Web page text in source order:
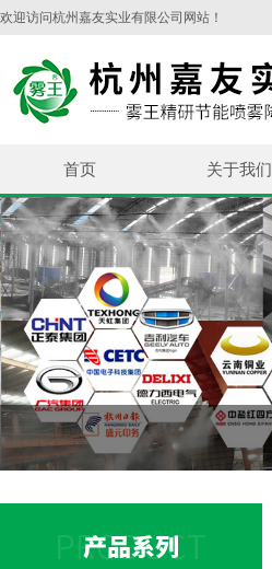
欢迎访问杭州嘉友实业有限公司网站！
首页 关于我们